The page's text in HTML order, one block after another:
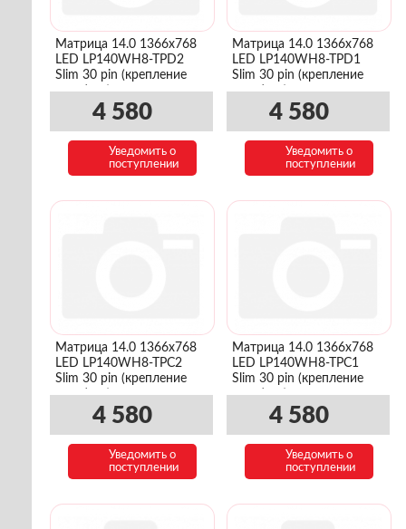
Матрица 14.0 1366x768
LED LP140WH8-TPD2
Slim 30 pin (крепление
верх/низ)
4 580
Уведомить о
поступлении
Матрица 14.0 1366x768
LED LP140WH8-TPD1
Slim 30 pin (крепление
верх/низ)
4 580
Уведомить о
поступлении
Матрица 14.0 1366x768
LED LP140WH8-TPC2
Slim 30 pin (крепление
верх/низ)
4 580
Уведомить о
поступлении
Матрица 14.0 1366x768
LED LP140WH8-TPC1
Slim 30 pin (крепление
верх/низ)
4 580
Уведомить о
поступлении